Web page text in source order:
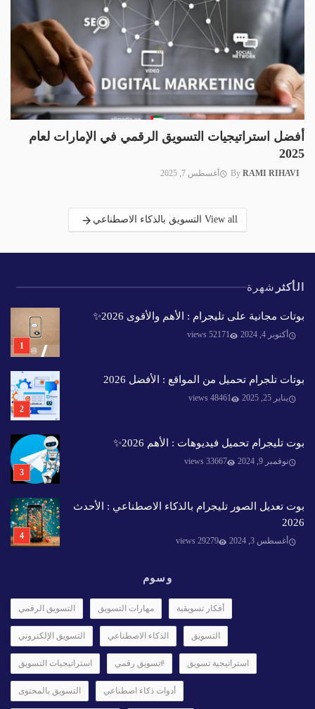
أفضل استراتيجيات التسويق الرقمي في الإمارات لعام
2025
By RAMI RIHAVI أغسطس 7, 2025
View all التسويق بالذكاء الاصطناعي
الأكثر شهرة
بوتات مجانية على تليجرام : الأهم والأقوى 2026✨️
أكتوبر 4, 2024 52171 views
بوتات تلجرام تحميل من المواقع : الأفضل 2026
يناير 25, 2025 48461 views
بوت تليجرام تحميل فيديوهات : الأهم 2026✨️
نوفمبر 9, 2024 33667 views
بوت تعديل الصور تليجرام بالذكاء الاصطناعي : الأحدث
2026
أغسطس 3, 2024 29279 views
وسوم
التسويق الرقمي مهارات التسويق أفكار تسويقية
التسويق الإلكتروني الذكاء الاصطناعي التسويق
استراتيجيات التسويق #تسويق رقمي استراتيجية تسويق
التسويق بالمحتوى أدوات ذكاء اصطناعي